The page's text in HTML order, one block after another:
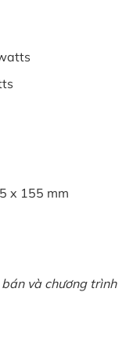
x 155 mm
và chương trình